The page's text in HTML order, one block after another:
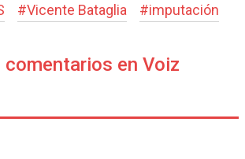
#Vicente Bataglia #imputación
en Voiz